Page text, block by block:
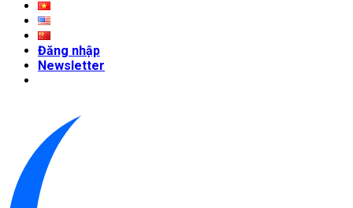
Đăng nhập
Newsletter